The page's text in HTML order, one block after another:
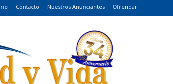
Contacto Nuestros Anunciantes Ofrendar